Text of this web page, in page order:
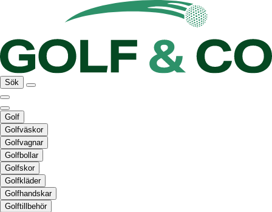
Sök
Golf
Golfväskor
Golfvagnar
Golfbollar
Golfskor
Golfkläder
Golfhandskar
Golftillbehör